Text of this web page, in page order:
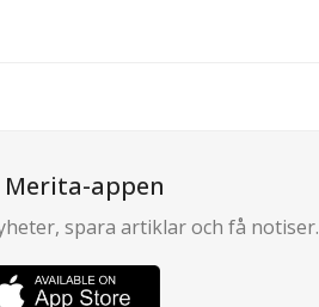
appen
spara artiklar och få notiser.